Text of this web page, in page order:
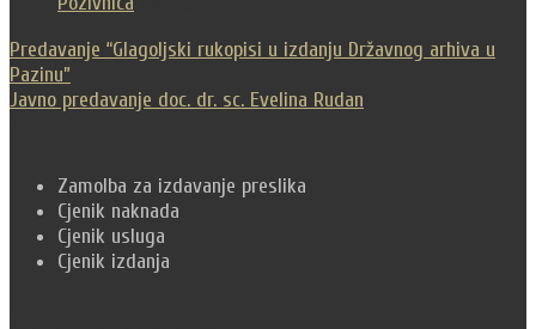
Navigacija
objava
Predavanje “Glagoljski rukopisi u izdanju Državnog arhiva u
Pazinu”
Javno predavanje doc. dr. sc. Evelina Rudan
Zamolba za izdavanje preslika
Cjenik naknada
Cjenik usluga
Cjenik izdanja